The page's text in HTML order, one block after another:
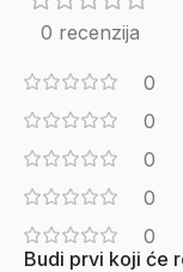
0 recenzija
0
0
0
0
0
Budi prvi koji će